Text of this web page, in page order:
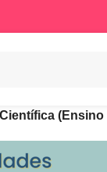
(Ensino